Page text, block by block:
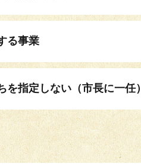
る事業
を指定しない（市長に一任）